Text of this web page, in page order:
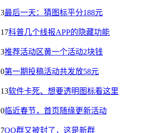
3最后一天：猜图标平分188元
17科普几个线报APP的隐藏功能
3推荐活动区黄一个活动2块钱
0第一期投稿活动共发放58元
13软件卡死、想要透明图标看这里
0 临近春节，首页随缘更新活动
7QQ群又被封了，这是新群